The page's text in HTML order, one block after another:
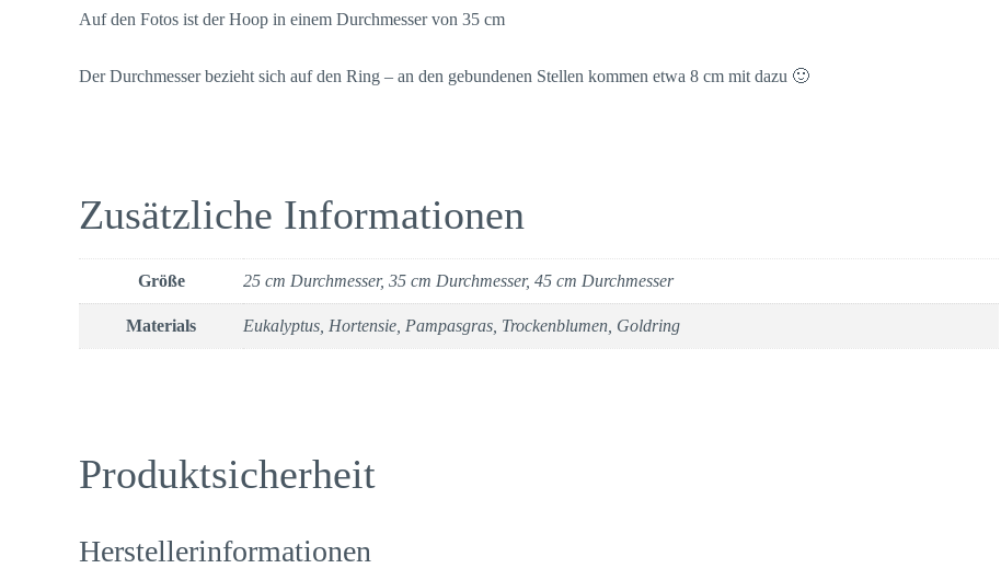
Auf den Fotos ist der Hoop in einem Durchmesser von 35 cm
Der Durchmesser bezieht sich auf den Ring – an den gebundenen Stellen kommen etwa 8 cm mit dazu 🙂
Zusätzliche Informationen
Größe 25 cm Durchmesser, 35 cm Durchmesser, 45 cm Durchmesser
Materials Eukalyptus, Hortensie, Pampasgras, Trockenblumen, Goldring
Produktsicherheit
Herstellerinformationen